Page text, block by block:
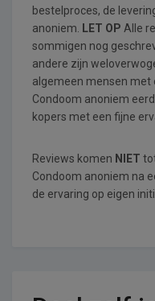
bestelproces, de
anoniem.
LET OP Alle
sommigen nog
andere zijn
algemeen mensen met
Condoom anoniem
kopers met een fijne
Reviews komen NIET
Condoom anoniem na
de ervaring op eigen